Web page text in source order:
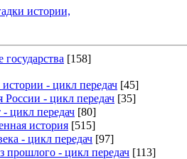
истории,
государства [158]
истории - цикл передач [45]
России - цикл передач [35]
цикл передач [80]
история [515]
- цикл передач [97]
прошлого - цикл передач [113]